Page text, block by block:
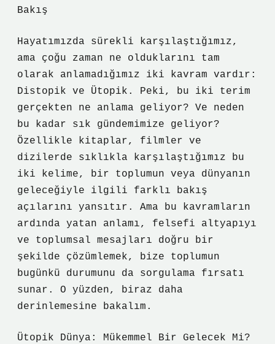
Bakış
Hayatımızda sürekli karşılaştığımız,
ama çoğu zaman ne olduklarını tam
olarak anlamadığımız iki kavram vardır:
Distopik ve Ütopik. Peki, bu iki terim
gerçekten ne anlama geliyor? Ve neden
bu kadar sık gündemimize geliyor?
Özellikle kitaplar, filmler ve
dizilerde sıklıkla karşılaştığımız bu
iki kelime, bir toplumun veya dünyanın
geleceğiyle ilgili farklı bakış
açılarını yansıtır. Ama bu kavramların
ardında yatan anlamı, felsefi altyapıyı
ve toplumsal mesajları doğru bir
şekilde çözümlemek, bize toplumun
bugünkü durumunu da sorgulama fırsatı
sunar. O yüzden, biraz daha
derinlemesine bakalım.
Ütopik Dünya: Mükemmel Bir Gelecek Mi?